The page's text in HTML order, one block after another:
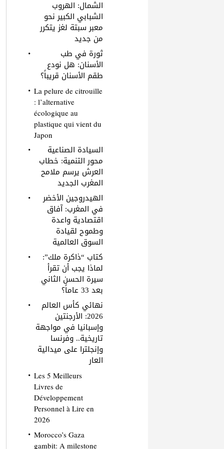
الشمال: الهروب
الشبابي الكبير نحو
معبر سبتة لغز يتكرر
من جديد
ثورة في طب
الأسنان: هل نودع
طقم الأسنان قريباً؟
La pelure de citrouille
: l’alternative
écologique au
plastique qui vient du
Japon
السيادة الصناعية
محور التنمية: خطاب
العرش يرسم ملامح
المغرب الجديد
الهيدروجين الأخضر
في المغرب: آفاق
اقتصادية واعدة
وطموح لقيادة
السوق العالمية
كتاب “ذاكرة ملك”:
لماذا يجب أن تقرأ
سيرة الحسن الثاني
بعد 33 عاماً؟
نهائي كأس العالم
2026: الأرجنتين
وإسبانيا في مواجهة
تاريخية.. وفرنسا
وإنجلترا على ميدالية
العار
Les 5 Meilleurs
Livres de
Développement
Personnel à Lire en
2026
Morocco’s Gaza
gambit: A milestone